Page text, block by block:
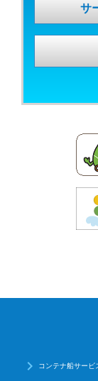
サ
keyboard_arrow_right コンテナ船サービ